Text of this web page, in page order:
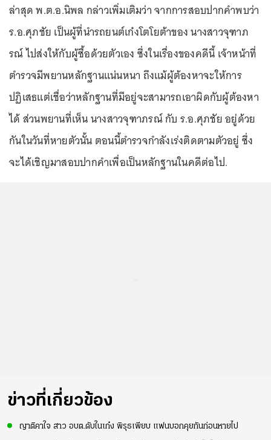
ล่าสุด พ.ต.อ.นิพล กล่าวเพิ่มเติมว่า จากการสอบปากคำพบว่า
ร.อ.ศุภชัย เป็นผู้ที่นำรถยนต์เก๋งโตโยต้าของ นางสาวจุฑาภ
รณ์ ไปส่งให้กับผู้ซื้อด้วยตัวเอง ซึ่งในเรื่องของคดีนี้ เจ้าหน้าที่
ตำรวจมีพยานหลักฐานแน่นหนา ถึงแม้ผู้ต้องหาจะให้การ
ปฏิเสธแต่เชื่อว่าหลักฐานที่มีอยู่จะสามารถเอาผิดกับผู้ต้องหา
ได้ ส่วนพยานที่เห็น นางสาวจุฑาภรณ์ กับ ร.อ.ศุภชัย อยู่ด้วย
กันในวันที่หายตัวนั้น ตอนนี้ตำรวจกำลังเร่งติดตามตัวอยู่ ซึ่ง
จะได้เชิญมาสอบปากคำเพื่อเป็นหลักฐานในคดีต่อไป.
ข่าวที่เกี่ยวข้อง
ญาติคาใจ สาว อบต.ดับในเก๋ง พิรุธเพียบ แฟนบอกคุยกันก่อนหายไป